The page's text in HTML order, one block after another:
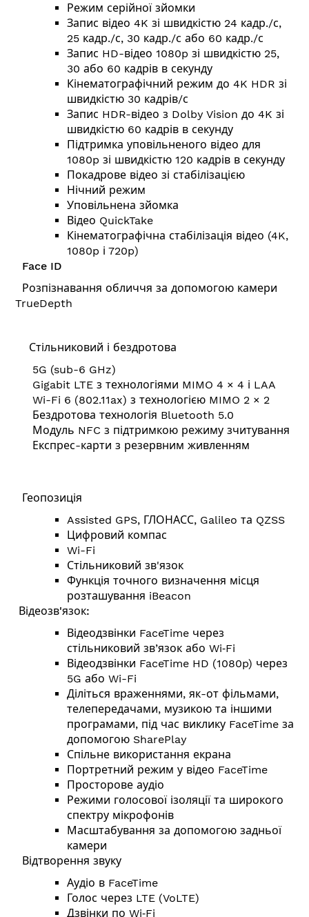
Режим серійної зйомки
Запис відео 4K зі швидкістю 24 кадр./с,
25 кадр./с, 30 кадр./с або 60 кадр./с
Запис HD-відео 1080p зі швидкістю 25,
30 або 60 кадрів в секунду
Кінематографічний режим до 4K HDR зі
швидкістю 30 кадрів/с
Запис HDR-відео з Dolby Vision до 4K зі
швидкістю 60 кадрів в секунду
Підтримка уповільненого відео для
1080p зі швидкістю 120 кадрів в секунду
Покадрове відео зі стабілізацією
Нічний режим
Уповільнена зйомка
Відео QuickTake
Кінематографічна стабілізація відео (4K,
1080p і 720p)
Face ID
Розпізнавання обличчя за допомогою камери
TrueDepth
Стільниковий і бездротова
5G (sub-6 GHz)
Gigabit LTE з технологіями MIMO 4 × 4 і LAA
Wi-Fi 6 (802.11ax) з технологією MIMO 2 × 2
Бездротова технологія Bluetooth 5.0
Модуль NFC з підтримкою режиму зчитування
Експрес-карти з резервним живленням
Геопозиція
Assisted GPS, ГЛОНАСС, Galileo та QZSS
Цифровий компас
Wi-Fi
Стільниковий зв'язок
Функція точного визначення місця
розташування iBeacon
Відеозв'язок:
Відеодзвінки FaceTime через
стільниковий зв’язок або Wi‑Fi
Відеодзвінки FaceTime HD (1080p) через
5G або Wi-Fi
Діліться враженнями, як-от фільмами,
телепередачами, музикою та іншими
програмами, під час виклику FaceTime за
допомогою SharePlay
Спільне використання екрана
Портретний режим у відео FaceTime
Просторове аудіо
Режими голосової ізоляції та широкого
спектру мікрофонів
Масштабування за допомогою задньої
камери
Відтворення звуку
Аудіо в FaceTime
Голос через LTE (VoLTE)
Дзвінки по Wi‑Fi